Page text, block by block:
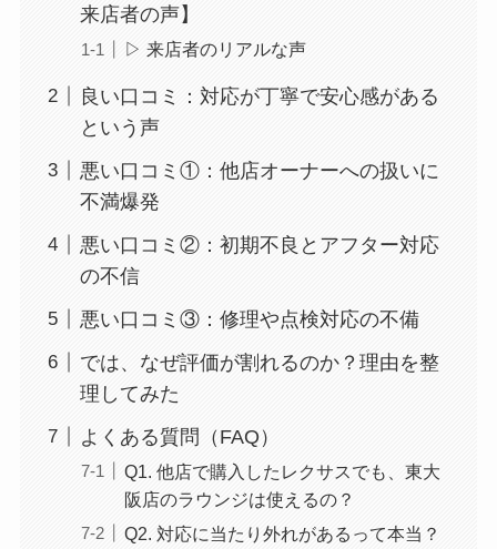
来店者の声】
▷ 来店者のリアルな声
良い口コミ：対応が丁寧で安心感がある
という声
悪い口コミ①：他店オーナーへの扱いに
不満爆発
悪い口コミ②：初期不良とアフター対応
の不信
悪い口コミ③：修理や点検対応の不備
では、なぜ評価が割れるのか？理由を整
理してみた
よくある質問（FAQ）
Q1. 他店で購入したレクサスでも、東大
阪店のラウンジは使えるの？
Q2. 対応に当たり外れがあるって本当？